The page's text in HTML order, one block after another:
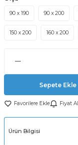
90 x 190 90 x 200
150 x 200 160 x 200
Sepete Ekle
Fiyat
Ürün Bilgisi